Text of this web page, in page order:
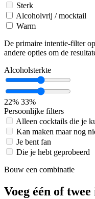
Sterk
Alcoholvrij / mocktail
Warm
De primaire intentie-filter
andere opties om de
Alcoholsterkte
22% 33%
Persoonlijke filters
Alleen cocktails die je
Kan maken maar nog
Je bent fan
Die je hebt geprobeerd
Bouw een combinatie
Voeg één of